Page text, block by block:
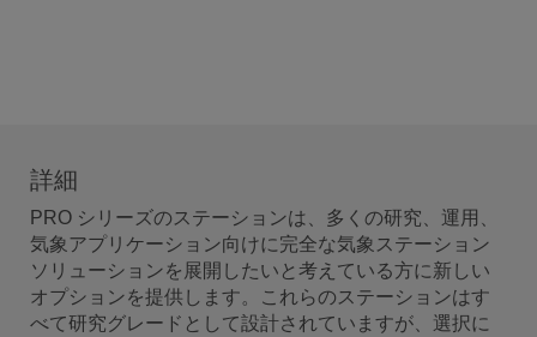
Software
スタンダード ソフトウェア パッケージ
(LoggerNet)
LoggerNet は、データロガーと PC 間のプログラミ
ング、通信、およびデータ取得をサポートするソフ
トウェア パッケージです。これは、サーバ アプリ
詳細
PRO シリーズのステーションは、多くの研究、運用、
気象アプリケーション向けに完全な気象ステーション
ソリューションを展開したいと考えている方に新しい
オプションを提供します。これらのステーションはす
べて研究グレードとして設計されていますが、選択に